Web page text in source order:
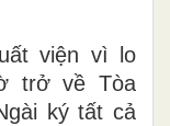
viện vì lo
trở về Tòa
ký tất cả